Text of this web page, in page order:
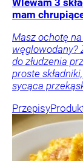
Wlewam 3
mam
Masz ochotę
węglowodany?
do złudzenia
proste
sycąca
Przepisy